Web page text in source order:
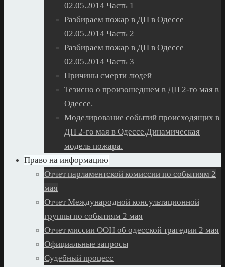
02.05.2014 Часть 1
Разбираем пожар в ДП в Одессе
02.05.2014 Часть 2
Разбираем пожар в ДП в Одессе
02.05.2014 Часть 3
Причины смерти людей
Тезисно о произошедшем в ДП 2-го мая в
Одессе.
Моделирование событий происходящих в
ДП 2-го мая в Одессе.Динамическая
модель пожара.
Право на информацию
Отчет парламентской комиссии по событиям 2
мая
Отчет Международной консультационной
группы по событиям 2 мая
Отчет миссии ООН об одесской трагедии 2 мая
Официальные запросы
Судебный процесс